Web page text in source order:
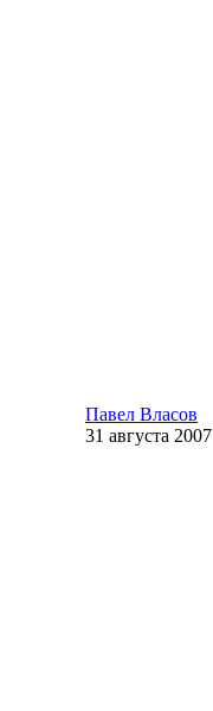
Павел Власов
31 августа 2007